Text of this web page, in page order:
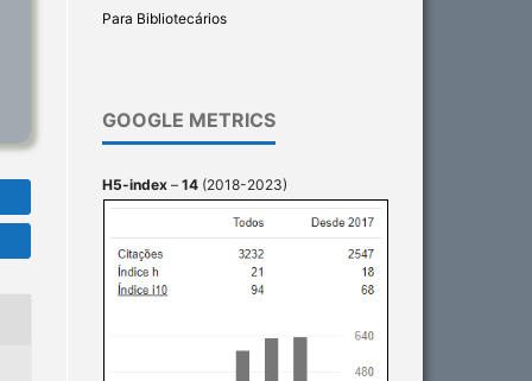
Para Bibliotecários
GOOGLE METRICS
H5-index – 14 (2018-2023)